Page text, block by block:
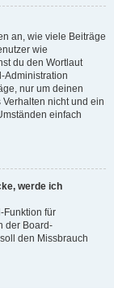
an, wie viele Beiträge
wie
du den Wortlaut
Administration
nur um deinen
nicht und ein
einfach
werde ich
Funktion für
der Board-
den Missbrauch